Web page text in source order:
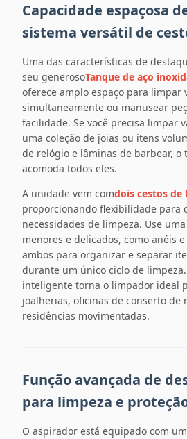
Capacidade espaçosa
sistema versátil de
Uma das características de
seu generosoTanque de aço
oferece amplo espaço para limpar
simultaneamente ou manusear
facilidade. Se você precisa limpar
uma coleção de joias ou itens
de relógio e lâminas de barbear, o
acomoda todos eles.
A unidade vem comdois cestos de
proporcionando flexibilidade para
necessidades de limpeza. Use
menores e delicados, como anéis
ambos para organizar e separar
durante um único ciclo de
inteligente torna o limpador ideal
joalherias, oficinas de conserto de
residências movimentadas.
Função avançada de
para limpeza e
O aspirador está equipado com